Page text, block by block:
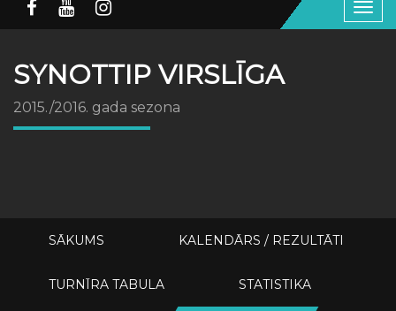
SYNOTTIP VIRSLĪGA
2015./2016. gada sezona
SĀKUMS KALENDĀRS / REZULTĀTI
TURNĪRA TABULA STATISTIKA